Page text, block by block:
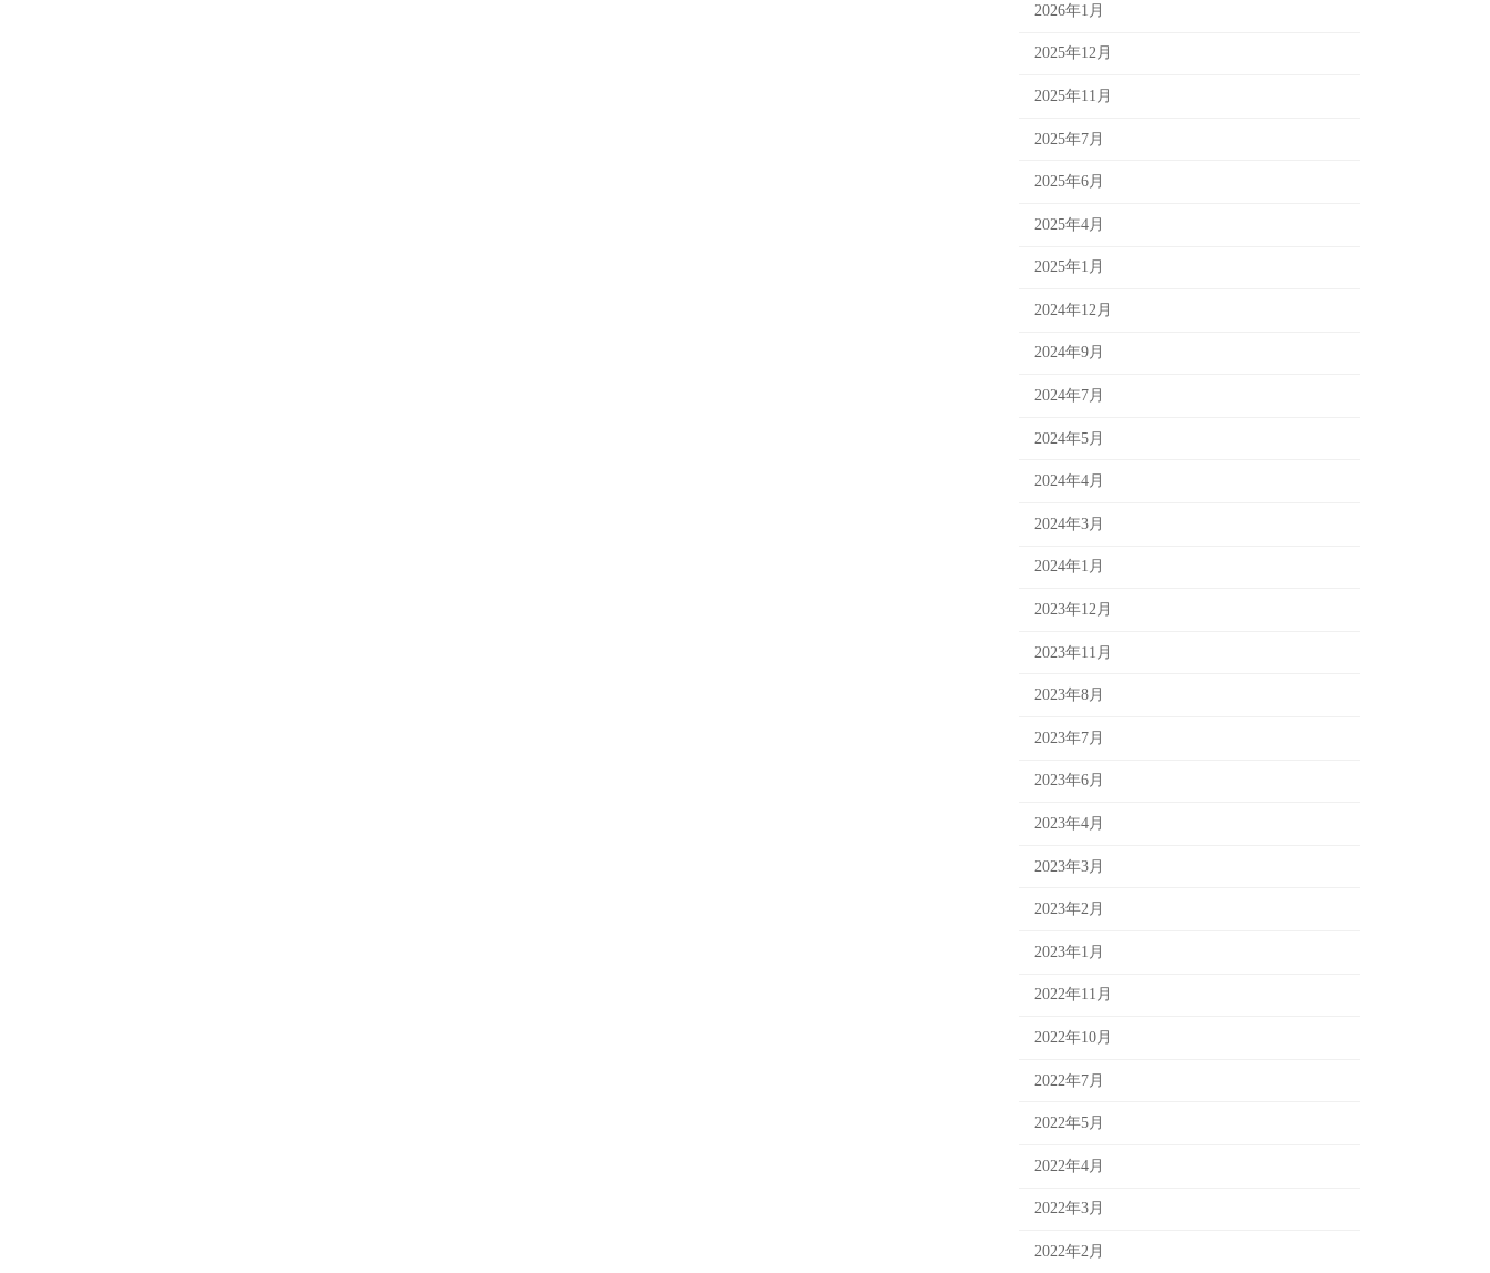
2026年1月
2025年12月
2025年11月
2025年7月
2025年6月
2025年4月
2025年1月
2024年12月
2024年9月
2024年7月
2024年5月
2024年4月
2024年3月
2024年1月
2023年12月
2023年11月
2023年8月
2023年7月
2023年6月
2023年4月
2023年3月
2023年2月
2023年1月
2022年11月
2022年10月
2022年7月
2022年5月
2022年4月
2022年3月
2022年2月